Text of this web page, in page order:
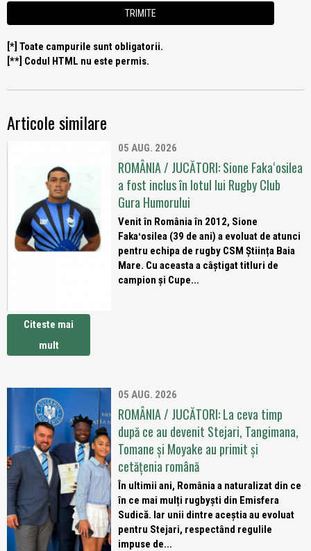
[*] Toate campurile sunt obligatorii.
[**] Codul HTML nu este permis.
Articole similare
05 AUG. 2026
ROMÂNIA / JUCĂTORI: Sione Fakaʻosilea
a fost inclus în lotul lui Rugby Club
Gura Humorului
Venit în România în 2012, Sione
Fakaʻosilea (39 de ani) a evoluat de atunci
pentru echipa de rugby CSM Știința Baia
Mare. Cu aceasta a câștigat titluri de
campion și Cupe...
Citeste mai
mult
05 AUG. 2026
ROMÂNIA / JUCĂTORI: La ceva timp
după ce au devenit Stejari, Tangimana,
Tomane și Moyake au primit și
cetățenia română
În ultimii ani, România a naturalizat din ce
în ce mai mulți rugbyști din Emisfera
Sudică. Iar unii dintre aceștia au evoluat
pentru Stejari, respectând regulile
impuse de...